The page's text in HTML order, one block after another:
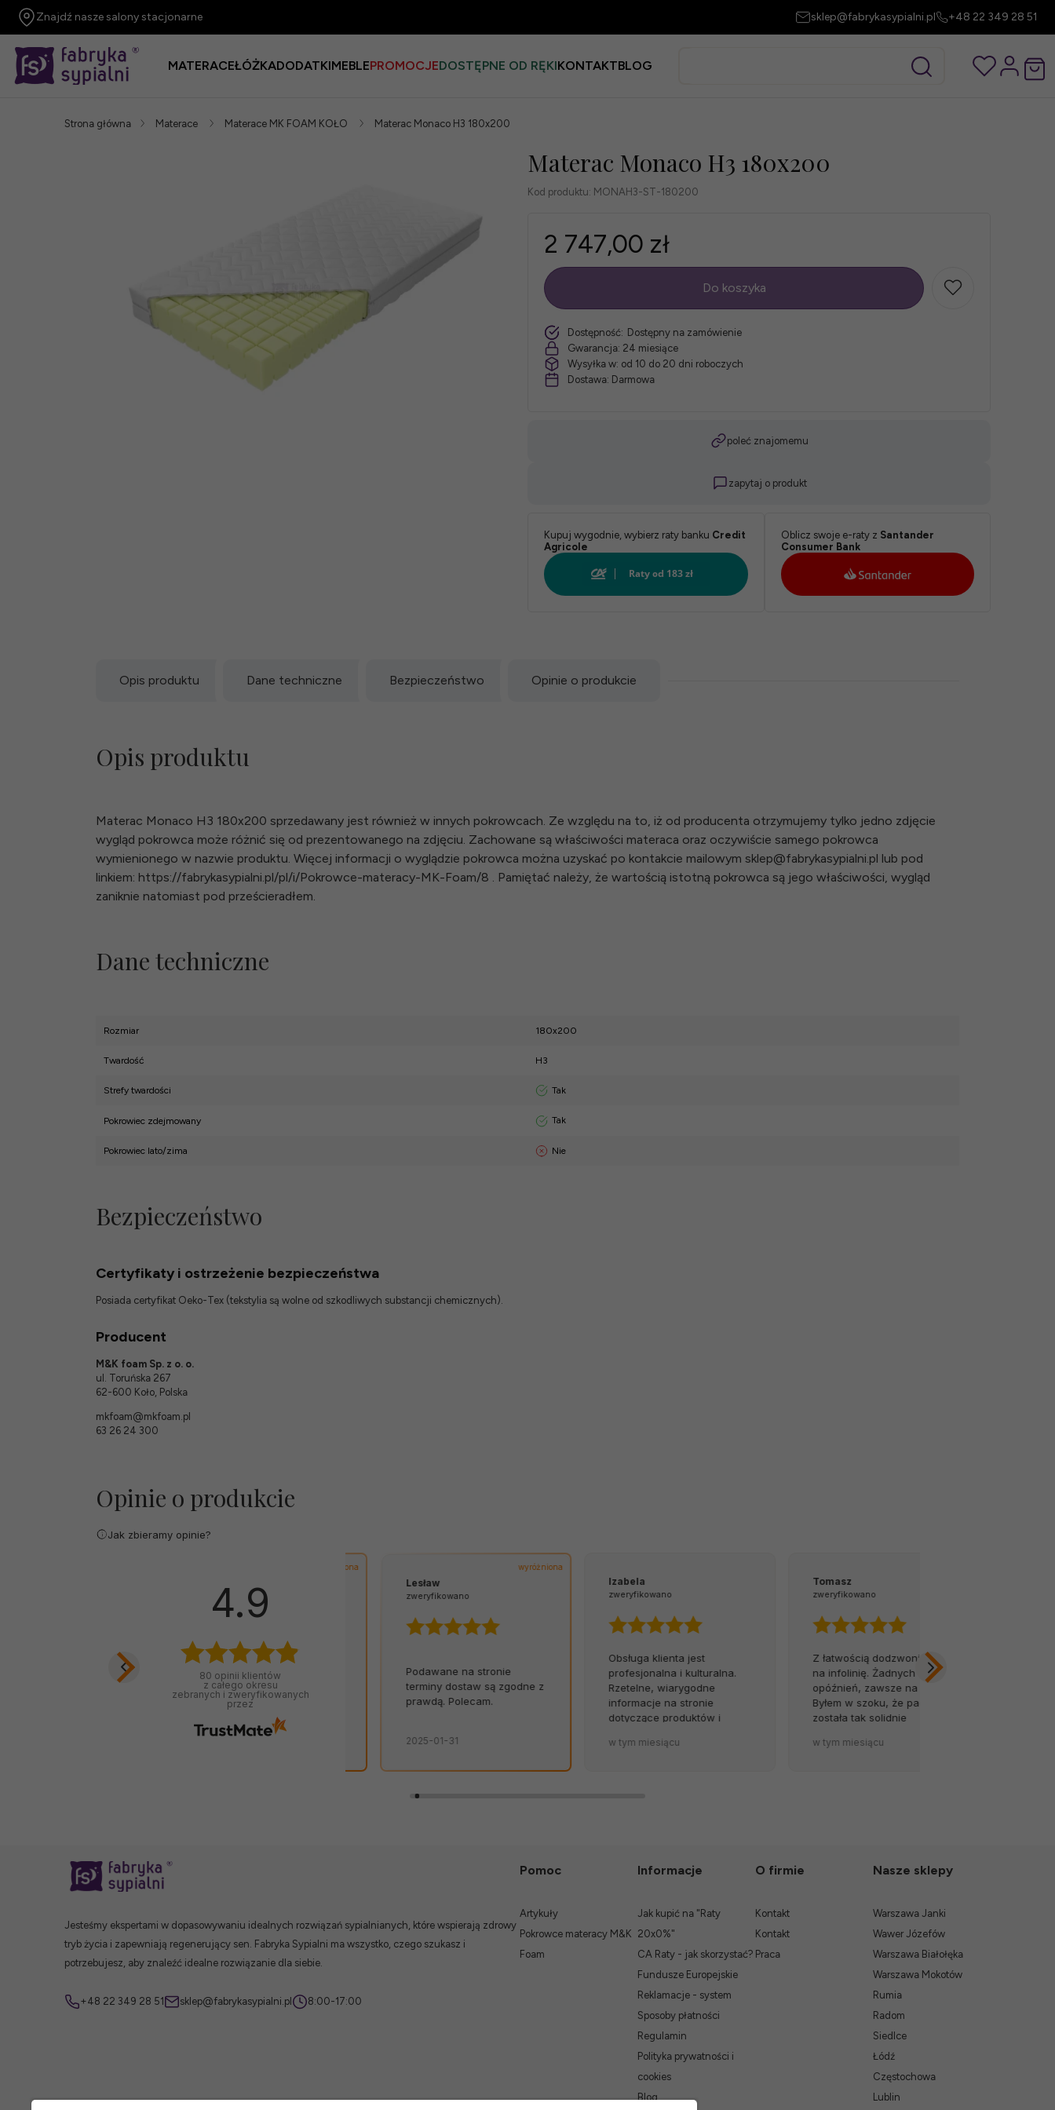
Znajdź nasze salony stacjonarne sklep@fabrykasypialni.pl +48 22 349 28 51
MATERACEŁÓŻKADODATKIMEBLEPROMOCJEDOSTĘPNE OD RĘKIKONTAKTBLOG
Strona główna Materace Materace MK FOAM KOŁO Materac Monaco H3 180x200
Materac Monaco H3 180x200
Kod produktu: MONAH3-ST-180200
2 747,00 zł
szt.
Do koszyka
Dostępność: Dostępny na zamówienie
Gwarancja: 24 miesiące
Wysyłka w: od 10 do 20 dni roboczych
Dostawa: Darmowa
poleć znajomemu
zapytaj o produkt
Kupuj wygodnie, wybierz raty banku Credit
Agricole
Oblicz swoje e-raty z Santander
Consumer Bank
Opis produktu Dane techniczne Bezpieczeństwo Opinie o produkcie
Opis produktu
Materac Monaco H3 180x200 sprzedawany jest również w innych pokrowcach. Ze względu na to, iż od producenta otrzymujemy tylko jedno zdjęcie
wygląd pokrowca może różnić się od prezentowanego na zdjęciu. Zachowane są właściwości materaca oraz oczywiście samego pokrowca
wymienionego w nazwie produktu. Więcej informacji o wyglądzie pokrowca można uzyskać po kontakcie mailowym sklep@fabrykasypialni.pl lub pod
linkiem: https://fabrykasypialni.pl/pl/i/Pokrowce-materacy-MK-Foam/8 . Pamiętać należy, że wartością istotną pokrowca są jego właściwości, wygląd
zaniknie natomiast pod prześcieradłem.
Dane techniczne
Rozmiar 180x200
Twardość H3
Strefy twardości Tak
Pokrowiec zdejmowany Tak
Pokrowiec lato/zima Nie
Bezpieczeństwo
Certyfikaty i ostrzeżenie bezpieczeństwa
Posiada certyfikat Oeko-Tex (tekstylia są wolne od szkodliwych substancji chemicznych).
Producent
M&K foam Sp. z o. o.
ul. Toruńska 267
62-600 Koło, Polska
mkfoam@mkfoam.pl
63 26 24 300
Opinie o produkcie
Jak zbieramy opinie?
4.9
80 opinii klientów
z całego okresu
zebranych i zweryfikowanych
przez
zweryfikowano
Myślę, że to były bardzo
rozsądnie wydane
pieniądze, rewelacyjny
poziom obsługi.
2025-03-05
wyróżniona
Lesław
zweryfikowano
Podawane na stronie
terminy dostaw są zgodne z
prawdą. Polecam.
2025-01-31
Izabela
zweryfikowano
Obsługa klienta jest
profesjonalna i kulturalna.
Rzetelne, wiarygodne
informacje na stronie
dotyczące produktów i
atut sklepu. 💪🔥
w tym miesiącu
Tomasz
zweryfikowano
Z łatwością dodzwoniłem się
na infolinię. Żadnych
opóźnień, zawsze na czas.
Byłem w szoku, że paczka
została tak solidnie
w tym miesiącu
Jesteśmy ekspertami w dopasowywaniu idealnych rozwiązań sypialnianych, które wspierają zdrowy
tryb życia i zapewniają regenerujący sen. Fabryka Sypialni ma wszystko, czego szukasz i
potrzebujesz, aby znaleźć idealne rozwiązanie dla siebie.
+48 22 349 28 51 sklep@fabrykasypialni.pl 8:00-17:00
Pomoc
Artykuły
Pokrowce materacy M&K
Foam
Informacje
Jak kupić na "Raty
20x0%"
CA Raty - jak skorzystać?
Fundusze Europejskie
Reklamacje - system
Sposoby płatności
Regulamin
Polityka prywatności i
cookies
Blog
O firmie
Kontakt
Kontakt
Praca
Nasze sklepy
Warszawa Janki
Wawer Józefów
Warszawa Białołęka
Warszawa Mokotów
Rumia
Radom
Siedlce
Łódź
Częstochowa
Lublin